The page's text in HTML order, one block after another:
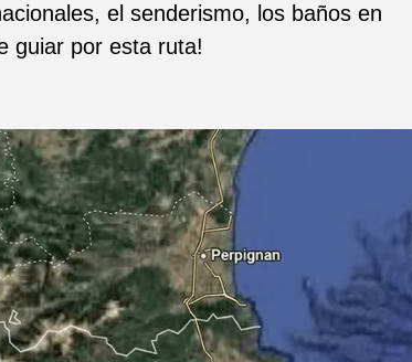
el senderismo, los baños en
guiar por esta ruta!